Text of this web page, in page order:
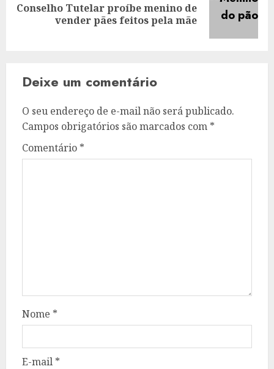
Next
Conselho Tutelar proíbe menino de
vender pães feitos pela mãe
Deixe um comentário
O seu endereço de e-mail não será publicado.
Campos obrigatórios são marcados com *
Comentário *
Nome *
E-mail *